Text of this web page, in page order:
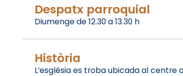
Despatx parroquial
Diumenge de 12.30 a 13.30 h
Història
L’església es troba ubicada al centre